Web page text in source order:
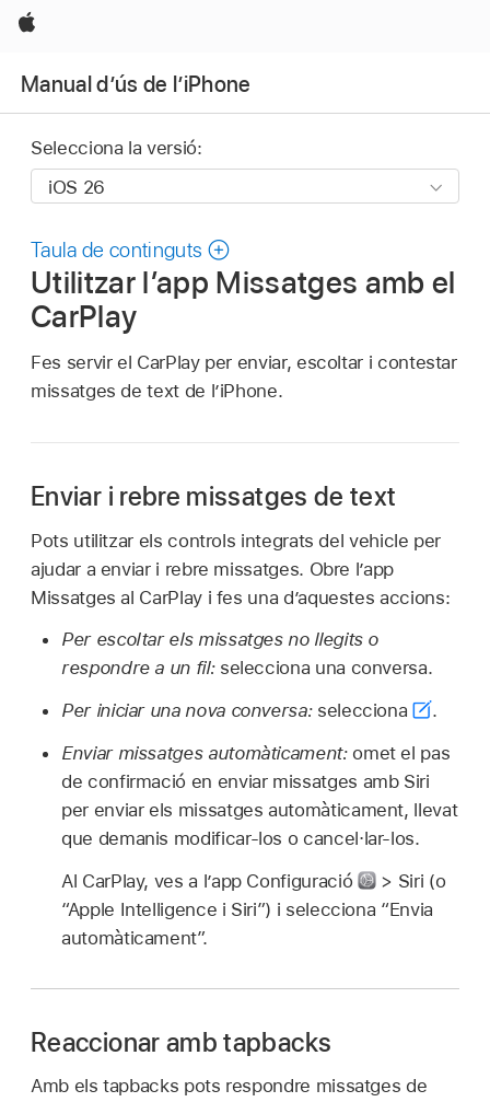
Apple
Manual d’ús de l’iPhone
Selecciona la versió:
Taula de continguts
Utilitzar l’app Missatges amb el
CarPlay
Fes servir el CarPlay per enviar, escoltar i contestar
missatges de text de l’iPhone.
Enviar i rebre missatges de text
Pots utilitzar els controls integrats del vehicle per
ajudar a enviar i rebre missatges. Obre l’app
Missatges al CarPlay i fes una d’aquestes accions:
Per escoltar els missatges no llegits o
respondre a un fil:selecciona una conversa.
Per iniciar una nova conversa:selecciona
.
Enviar missatges automàticament:omet el pas
de confirmació en enviar missatges amb Siri
per enviar els missatges automàticament, llevat
que demanis modificar-los o cancel·lar-los.
Al CarPlay, ves a l’app Configuració
> Siri (o
“Apple Intelligence i Siri”) i selecciona “Envia
automàticament”.
Reaccionar amb tapbacks
Amb els tapbacks pots respondre missatges de